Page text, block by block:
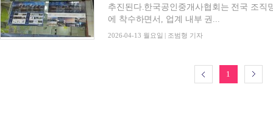
추진된다.한국공인중개사협회는 전국 조
에 착수하면서, 업계 내부 권...
2026-04-13 월요일 | 조범형 기자
1